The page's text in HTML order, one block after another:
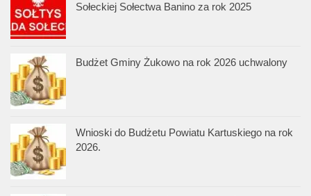
Sołeckiej Sołectwa Banino za rok 2025
Budżet Gminy Żukowo na rok 2026 uchwalony
Wnioski do Budżetu Powiatu Kartuskiego na rok
2026.